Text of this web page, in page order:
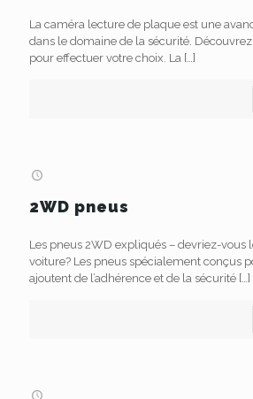
La caméra lecture de plaque est une
dans le domaine de la sécurité.
pour effectuer votre choix. La […]
2WD pneus
Les pneus 2WD expliqués – devriez-vous
voiture? Les pneus spécialement conçus
ajoutent de l’adhérence et de la sécurité […]